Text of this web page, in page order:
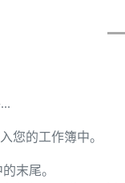
您的工作簿中。
末尾。